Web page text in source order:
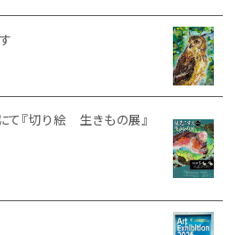
『切り絵 生きもの展』